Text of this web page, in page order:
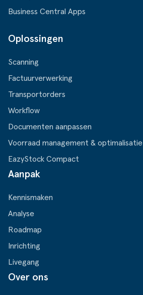
Business Central Apps
Oplossingen
Scanning
Factuurverwerking
Transportorders
Workflow
Documenten aanpassen
Voorraad management & optimalisatie
EazyStock Compact
Aanpak
Kennismaken
Analyse
Roadmap
Inrichting
Livegang
Over ons